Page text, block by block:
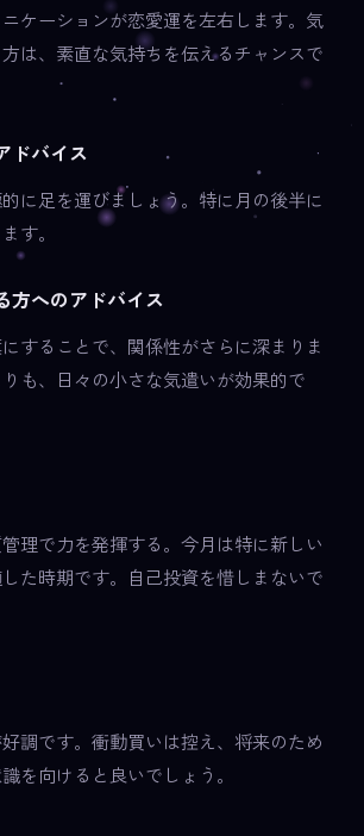
ケーションが恋愛運を左右します。気
は、素直な気持ちを伝えるチャンスで
ドバイス
に足を運びましょう。特に月の後半に
す。
方へのアドバイス
することで、関係性がさらに深まりま
も、日々の小さな気遣いが効果的で
理で力を発揮する。今月は特に新しい
た時期です。自己投資を惜しまないで
調です。衝動買いは控え、将来のため
を向けると良いでしょう。